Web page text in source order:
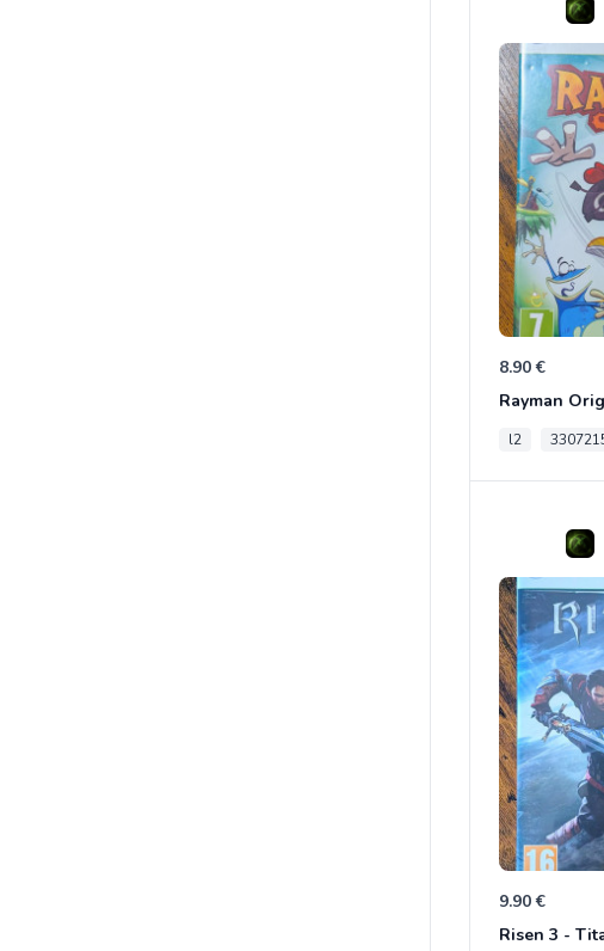
8.90 €
Rayman
l2
9.90 €